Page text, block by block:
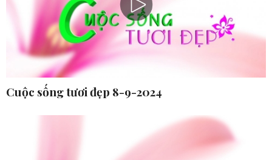
Cuộc sống tươi đẹp 8-9-2024